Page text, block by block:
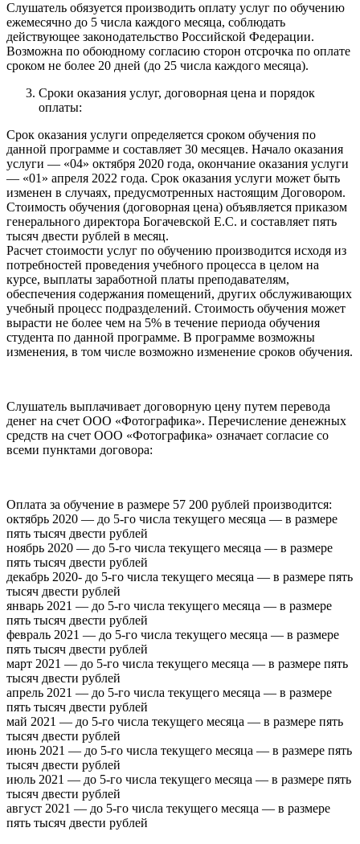
Слушатель обязуется производить оплату услуг по обучению
ежемесячно до 5 числа каждого месяца, соблюдать
действующее законодательство Российской Федерации.
Возможна по обоюдному согласию сторон отсрочка по оплате
сроком не более 20 дней (до 25 числа каждого месяца).
Сроки оказания услуг, договорная цена и порядок
оплаты:
Срок оказания услуги определяется сроком обучения по
данной программе и составляет 30 месяцев. Начало оказания
услуги — «04» октября 2020 года, окончание оказания услуги
— «01» апреля 2022 года. Срок оказания услуги может быть
изменен в случаях, предусмотренных настоящим Договором.
Стоимость обучения (договорная цена) объявляется приказом
генерального директора Богачевской Е.С. и составляет пять
тысяч двести рублей в месяц.
Расчет стоимости услуг по обучению производится исходя из
потребностей проведения учебного процесса в целом на
курсе, выплаты заработной платы преподавателям,
обеспечения содержания помещений, других обслуживающих
учебный процесс подразделений. Стоимость обучения может
вырасти не более чем на 5% в течение периода обучения
студента по данной программе. В программе возможны
изменения, в том числе возможно изменение сроков обучения.
Слушатель выплачивает договорную цену путем перевода
денег на счет ООО «Фотографика». Перечисление денежных
средств на счет ООО «Фотографика» означает согласие со
всеми пунктами договора:
Оплата за обучение в размере 57 200 рублей производится:
октябрь 2020 — до 5-го числа текущего месяца — в размере
пять тысяч двести рублей
ноябрь 2020 — до 5-го числа текущего месяца — в размере
пять тысяч двести рублей
декабрь 2020- до 5-го числа текущего месяца — в размере пять
тысяч двести рублей
январь 2021 — до 5-го числа текущего месяца — в размере
пять тысяч двести рублей
февраль 2021 — до 5-го числа текущего месяца — в размере
пять тысяч двести рублей
март 2021 — до 5-го числа текущего месяца — в размере пять
тысяч двести рублей
апрель 2021 — до 5-го числа текущего месяца — в размере
пять тысяч двести рублей
май 2021 — до 5-го числа текущего месяца — в размере пять
тысяч двести рублей
июнь 2021 — до 5-го числа текущего месяца — в размере пять
тысяч двести рублей
июль 2021 — до 5-го числа текущего месяца — в размере пять
тысяч двести рублей
август 2021 — до 5-го числа текущего месяца — в размере
пять тысяч двести рублей